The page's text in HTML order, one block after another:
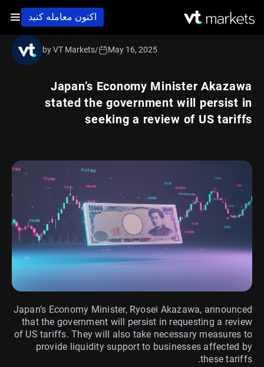
اکنون معامله کنید
Japan’s Economy Minister Akazawa
stated the government will persist in
seeking a review of US tariffs
by VT Markets/ May 16, 2025
Japan’s Economy Minister, Ryosei Akazawa, announced
that the government will persist in requesting a review
of US tariffs. They will also take necessary measures to
provide liquidity support to businesses affected by
these tariffs.